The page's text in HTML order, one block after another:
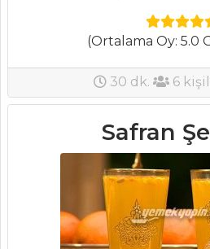
Tahin Pekmezli
Kek
KREMALI
KEDİDİLİ PASTASI
VİŞNELİ KREMA
Pasta ve Tatlılar
Tüm Tarifleri
ET YEMEKLERI
(Ortalama Oy: 5.0
30 dk. 6
Safran